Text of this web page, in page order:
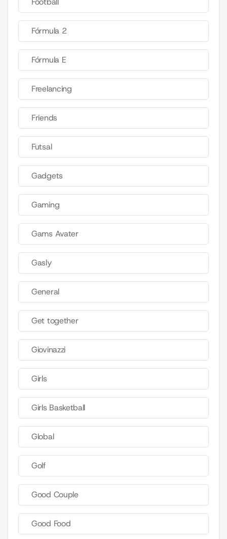
Fórmula 2
Fórmula E
Freelancing
Friends
Futsal
Gadgets
Gaming
Gams Avater
Gasly
General
Get together
Giovinazzi
Girls
Girls Basketball
Global
Golf
Good Couple
Good Food